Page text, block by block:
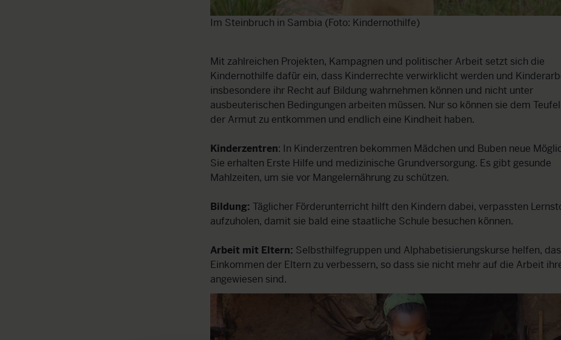
Im Steinbruch in Sambia (Foto: Kindernothilfe)
Mit zahlreichen Projekten, Kampagnen und politischer Arbeit setzt sich die
Kindernothilfe dafür ein, dass Kinderrechte verwirklicht werden und
insbesondere ihr Recht auf Bildung wahrnehmen können und nicht unter
ausbeuterischen Bedingungen arbeiten müssen. Nur so können sie dem
der Armut zu entkommen und endlich eine Kindheit haben.
Kinderzentren: In Kinderzentren bekommen Mädchen und Buben neue
Sie erhalten Erste Hilfe und medizinische Grundversorgung. Es gibt gesunde
Mahlzeiten, um sie vor Mangelernährung zu schützen.
Bildung: Täglicher Förderunterricht hilft den Kindern dabei, verpassten
aufzuholen, damit sie bald eine staatliche Schule besuchen können.
Arbeit mit Eltern: Selbsthilfegruppen und Alphabetisierungskurse helfen, das
Einkommen der Eltern zu verbessern, so dass sie nicht mehr auf die Arbeit
angewiesen sind.